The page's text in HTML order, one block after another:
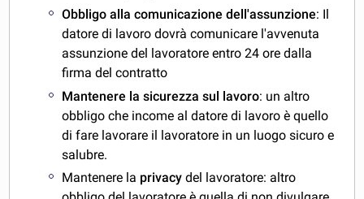
Obbligo alla comunicazione dell'assunzione: Il
datore di lavoro dovrà comunicare l'avvenuta
assunzione del lavoratore entro 24 ore dalla
firma del contratto
Mantenere la sicurezza sul lavoro: un altro
obbligo che income al datore di lavoro è quello
di fare lavorare il lavoratore in un luogo sicuro e
salubre.
Mantenere la privacy del lavoratore: altro